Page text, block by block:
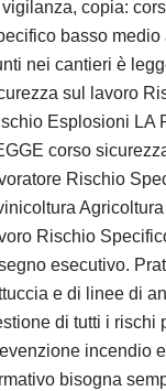
copia:
basso
nei cantieri è
sul lavoro
Esplosioni LA
corso
Rischio
Rischio
esecutivo.
e di linee di
di tutti i rischi
incendio
bisogna